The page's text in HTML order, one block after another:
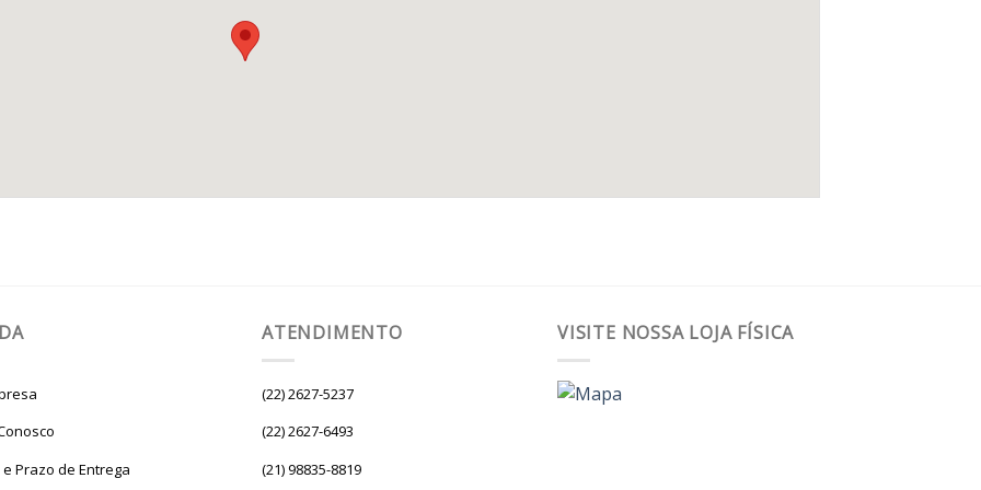
e Prazo de Entrega
ATENDIMENTO
(22) 2627-5237
(22) 2627-6493
(21) 98835-8819
VISITE NOSSA LOJA FÍSICA